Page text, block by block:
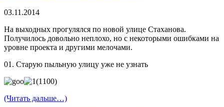
03.11.2014
На выходных прогулялся по новой улице Стаханова.
Получилось довольно неплохо, но с некоторыми ошибками на
уровне проекта и другими мелочами.
01. Старую пыльную улицу уже не узнать
(Читать дальше…)